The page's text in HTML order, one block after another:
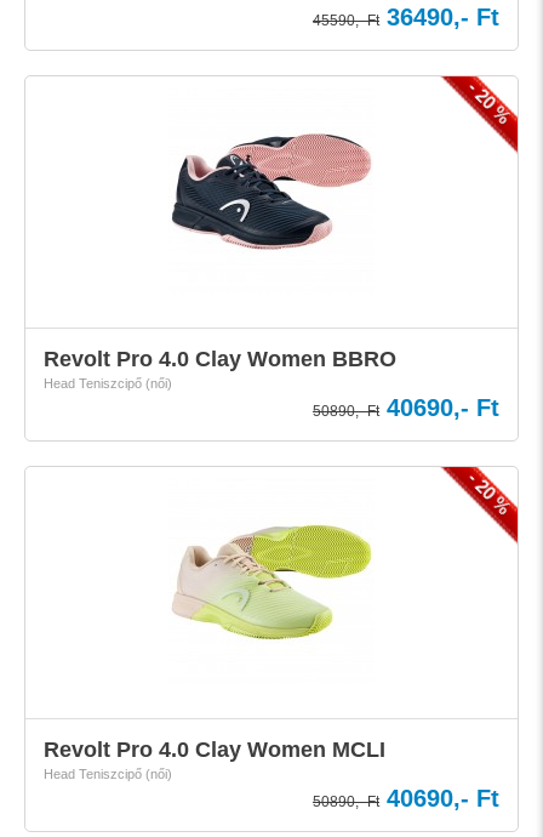
45590,- Ft 36490,- Ft
- 20 %
Revolt Pro 4.0 Clay Women BBRO
Head Teniszcipő (női)
50890,- Ft 40690,- Ft
- 20 %
Revolt Pro 4.0 Clay Women MCLI
Head Teniszcipő (női)
50890,- Ft 40690,- Ft